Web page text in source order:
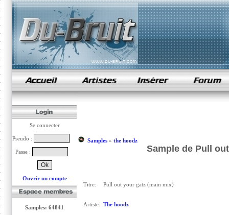
samples de rap
Se connecter
Pseudo :
Passe :
Ouvrir un compte
Samples: 64841
Samples» the hoodz
Sample de Pull
Titre: Pull out your gatz (main mix)
Artiste: The hoodz